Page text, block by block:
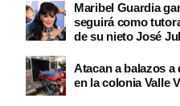
Maribel Guardia
seguirá como
de su nieto José
Atacan a balazos a
en la colonia Valle